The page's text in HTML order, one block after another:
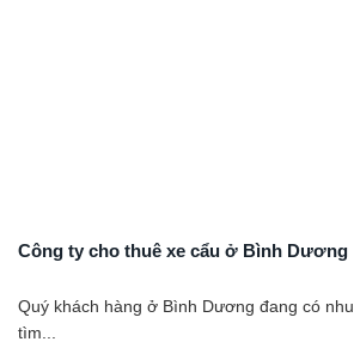
Công ty cho thuê xe cẩu ở Bình Dương
Quý khách hàng ở Bình Dương đang có
tìm...